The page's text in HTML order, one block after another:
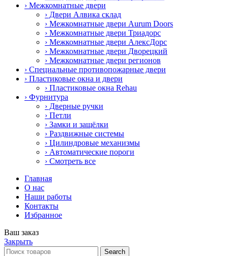
› Межкомнатные двери
› Двери Алвика склад
› Межкомнатные двери Aurum Doors
› Межкомнатные двери Триадорс
› Межкомнатные двери АлексДорс
› Межкомнатные двери Дворецкий
› Межкомнатные двери регионов
› Специальные противопожарные двери
› Пластиковые окна и двери
› Пластиковые окна Rehau
› Фурнитура
› Дверные ручки
› Петли
› Замки и защёлки
› Раздвижные системы
› Цилиндровые механизмы
› Автоматические пороги
› Смотреть все
Главная
О нас
Наши работы
Контакты
Избранное
Ваш заказ
Закрыть
Search